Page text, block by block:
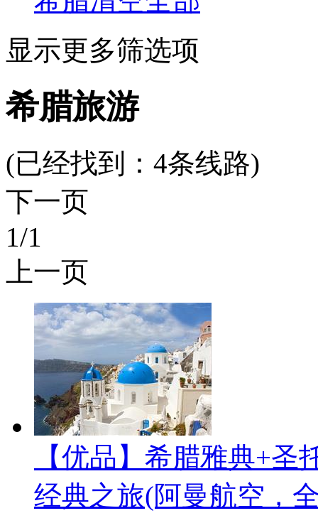
显示更多筛选项
希腊旅游
(已经找到： 4条线路)
下一页
1/1
上一页
【优品】希腊雅典+
经典之旅(阿曼航空，